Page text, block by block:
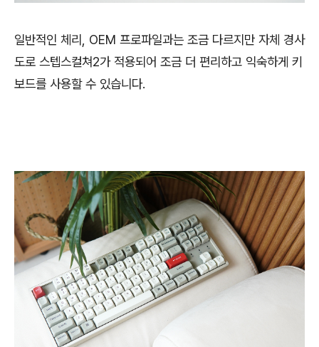
일반적인 체리, OEM 프로파일과는 조금 다르지만 자체 경사
도로 스텝스컬쳐2가 적용되어 조금 더 편리하고 익숙하게 키
보드를 사용할 수 있습니다.